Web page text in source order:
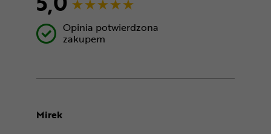
Opinia potwierdzona
zakupem
Mirek